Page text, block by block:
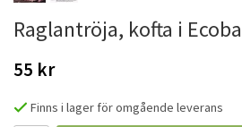
Raglantröja, kofta i
55 kr
Finns i lager för omgående leverans